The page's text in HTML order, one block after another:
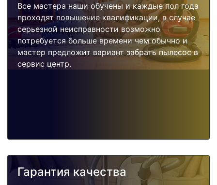
Все мастера наши обучены и каждые пол года
проходят повышение квалификации, в случае
серьезной неисправности возможно
потребуется больше времени чем обычно и
мастер предложит вариант забрать пылесос в
сервис центр.
Гарантия качества